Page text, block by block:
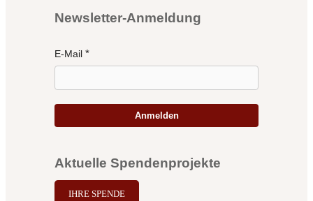
Newsletter-Anmeldung
E-Mail
Anmelden
Aktuelle Spendenprojekte
IHRE SPENDE